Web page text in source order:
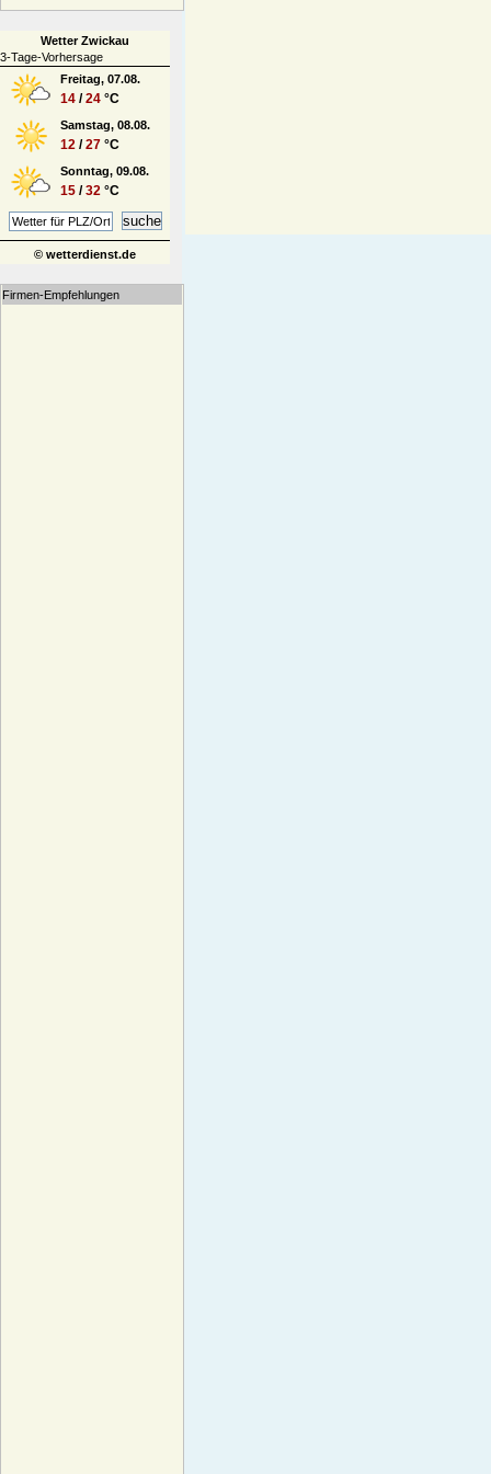
Wetter Zwickau
3-Tage-Vorhersage
Freitag, 07.08.
14 /24 °C
Samstag, 08.08.
12 /27 °C
Sonntag, 09.08.
15 /32 °C
© wetterdienst.de
Firmen-Empfehlungen